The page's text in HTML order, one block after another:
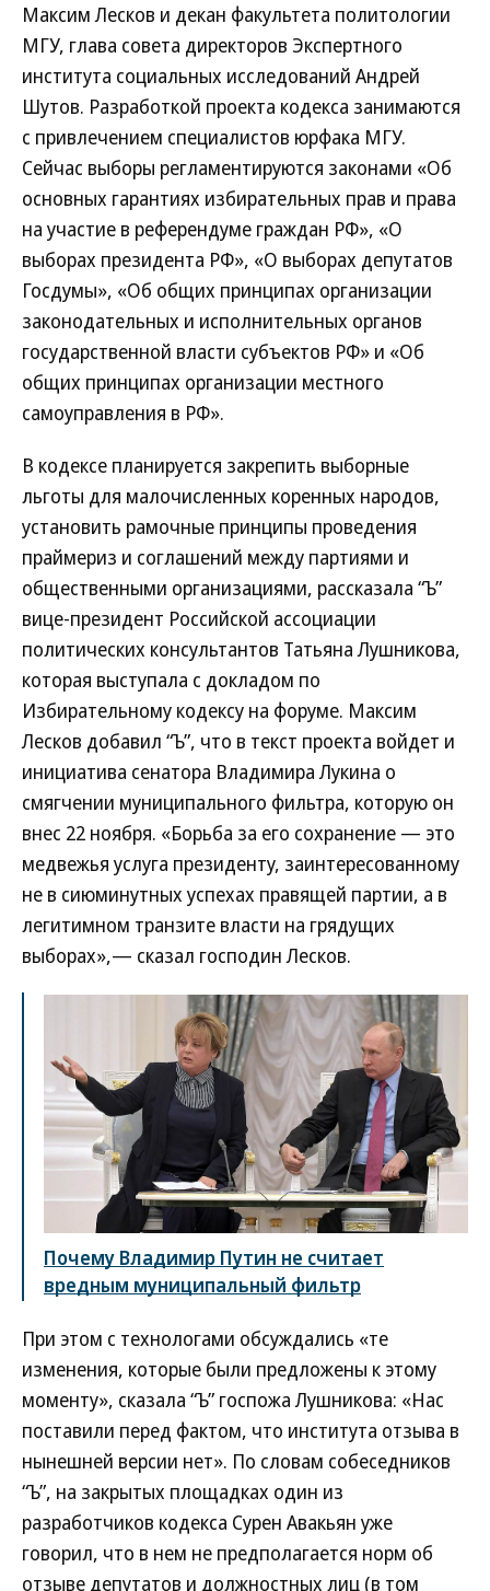
Максим Лесков и декан факультета политологии
МГУ, глава совета директоров Экспертного
института социальных исследований Андрей
Шутов. Разработкой проекта кодекса занимаются
с привлечением специалистов юрфака МГУ.
Сейчас выборы регламентируются законами «Об
основных гарантиях избирательных прав и права
на участие в референдуме граждан РФ», «О
выборах президента РФ», «О выборах депутатов
Госдумы», «Об общих принципах организации
законодательных и исполнительных органов
государственной власти субъектов РФ» и «Об
общих принципах организации местного
самоуправления в РФ».
В кодексе планируется закрепить выборные
льготы для малочисленных коренных народов,
установить рамочные принципы проведения
праймериз и соглашений между партиями и
общественными организациями, рассказала “Ъ”
вице-президент Российской ассоциации
политических консультантов Татьяна Лушникова,
которая выступала с докладом по
Избирательному кодексу на форуме. Максим
Лесков добавил “Ъ”, что в текст проекта войдет и
инициатива сенатора Владимира Лукина о
смягчении муниципального фильтра, которую он
внес 22 ноября. «Борьба за его сохранение — это
медвежья услуга президенту, заинтересованному
не в сиюминутных успехах правящей партии, а в
легитимном транзите власти на грядущих
выборах»,— сказал господин Лесков.
Почему Владимир Путин не считает
вредным муниципальный фильтр
При этом с технологами обсуждались «те
изменения, которые были предложены к этому
моменту», сказала “Ъ” госпожа Лушникова: «Нас
поставили перед фактом, что института отзыва в
нынешней версии нет». По словам собеседников
“Ъ”, на закрытых площадках один из
разработчиков кодекса Сурен Авакьян уже
говорил, что в нем не предполагается норм об
отзыве депутатов и должностных лиц (в том